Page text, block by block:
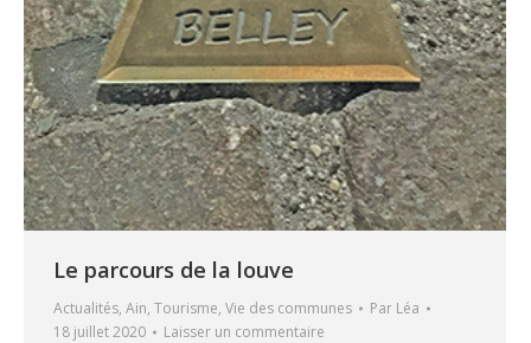
Le parcours de la louve
Actualités, Ain, Tourisme, Vie des communes Par Léa
18 juillet 2020
Laisser un commentaire